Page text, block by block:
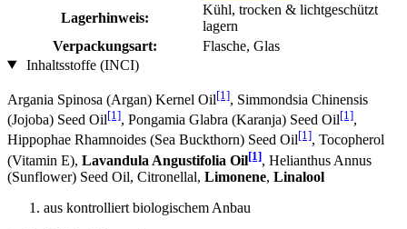
Lagerhinweis:
Kühl, trocken & lichtgeschützt
lagern
Verpackungsart:
Flasche, Glas
Inhaltsstoffe (INCI)
Argania Spinosa (Argan) Kernel Oil[1], Simmondsia Chinensis
(Jojoba) Seed Oil[1], Pongamia Glabra (Karanja) Seed Oil[1],
Hippophae Rhamnoides (Sea Buckthorn) Seed Oil[1], Tocopherol
(Vitamin E), Lavandula Angustifolia Oil[1], Helianthus Annus
(Sunflower) Seed Oil, Citronellal, Limonene, Linalool
aus kontrolliert biologischem Anbau